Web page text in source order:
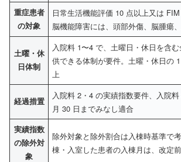
重症患者
の対象
日常生活機能評価 10 点以上又は
脳機能障害には、頭部外傷、脳腫瘍
土曜・休
日体制
入院料 1〜4 で、土曜日・休日を含
供できる体制が要件。土曜・休日の
上
経過措置
入院料 2・4 の実績指数要件、入院
月 30 日までみなし適合
実績指数
の除外対
象
除外対象と除外割合は入棟時基準で
棟・入室した患者の入棟月は、改定